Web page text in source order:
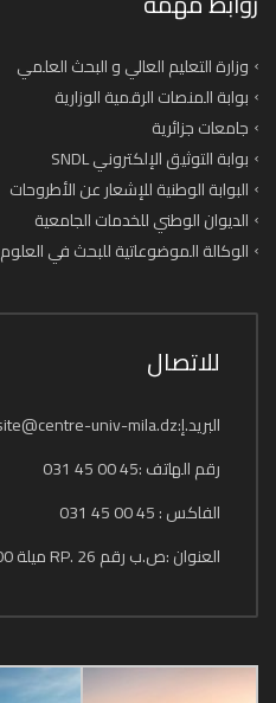
وزارة التعليم العالي و البحث العلمي
بوابة المنصات الرقمية الوزارية
جامعات جزائرية
بوابة التوثيق الإلكتروني SNDL
البوابة الوطنية للإشعار عن الأطروحات
الديوان الوطني للخدمات الجامعية
الوكالة الموضوعاتية للبحث في العلوم
للاتصال
البريد.إ:admin.site@centre-univ-mila.dz
رقم الهاتف :45 00 45 031
الفاكس : 45 00 45 031
العنوان :ص.ب رقم 26 .RP ميلة 43000 الجزائر